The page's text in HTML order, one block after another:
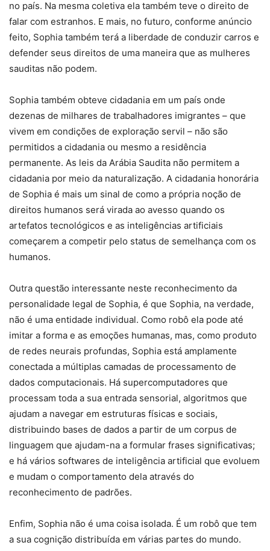
no país. Na mesma coletiva ela também teve o direito de
falar com estranhos. E mais, no futuro, conforme anúncio
feito, Sophia também terá a liberdade de conduzir carros e
defender seus direitos de uma maneira que as mulheres
sauditas não podem.
Sophia também obteve cidadania em um país onde
dezenas de milhares de trabalhadores imigrantes – que
vivem em condições de exploração servil – não são
permitidos a cidadania ou mesmo a residência
permanente. As leis da Arábia Saudita não permitem a
cidadania por meio da naturalização. A cidadania honorária
de Sophia é mais um sinal de como a própria noção de
direitos humanos será virada ao avesso quando os
artefatos tecnológicos e as inteligências artificiais
começarem a competir pelo status de semelhança com os
humanos.
Outra questão interessante neste reconhecimento da
personalidade legal de Sophia, é que Sophia, na verdade,
não é uma entidade individual. Como robô ela pode até
imitar a forma e as emoções humanas, mas, como produto
de redes neurais profundas, Sophia está amplamente
conectada a múltiplas camadas de processamento de
dados computacionais. Há supercomputadores que
processam toda a sua entrada sensorial, algoritmos que
ajudam a navegar em estruturas físicas e sociais,
distribuindo bases de dados a partir de um corpus de
linguagem que ajudam-na a formular frases significativas;
e há vários softwares de inteligência artificial que evoluem
e mudam o comportamento dela através do
reconhecimento de padrões.
Enfim, Sophia não é uma coisa isolada. É um robô que tem
a sua cognição distribuída em várias partes do mundo.